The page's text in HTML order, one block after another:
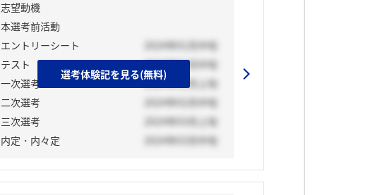
志望動機
本選考前活動
エントリーシート
2024年01月中旬
テスト
2024年01月中旬
一次選考
2024年02月上旬
二次選考
2024年02月中旬
三次選考
2024年03月上旬
内定・内々定
2024年03月中旬
選考体験記を見る(無料)